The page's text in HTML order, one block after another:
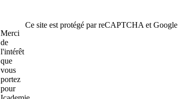
Merci
de
l'intérêt
que
vous
portez
pour
Ce site est protégé par reCAPTCHA et Google